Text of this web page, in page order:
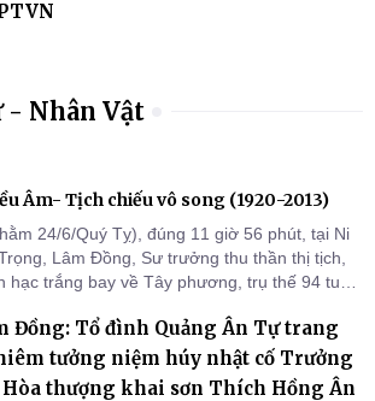
- Nhân Vật
Âm- Tịch chiếu vô song (1920-2013)
24/6/Quý Tỵ), đúng 11 giờ 56 phút, tại Ni
Lâm Đồng, Sư trưởng thu thần thị tịch,
hạc trắng bay về Tây phương, trụ thế 94 tuổi
Đồng: Tổ đình Quảng Ân Tự trang
tưởng niệm húy nhật cố Trưởng
thượng khai sơn Thích Hồng Ân